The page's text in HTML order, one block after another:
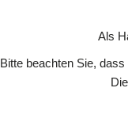
Als
Bitte beachten Sie,